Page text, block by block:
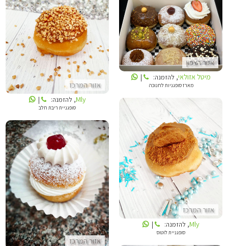
אזור המרכז
MLY
Mly, להזמנה: |
סופגניית ריבת חלב
אזור הצפון
מיטל אזולאי
מיטל אזולאי, להזמנה: |
מארז סופגניות לחנוכה
אזור המרכז
MLY
Mly, להזמנה: |
סופגניית לוטוס
אזור המרכז
LIKUSH DREAM BAKERY